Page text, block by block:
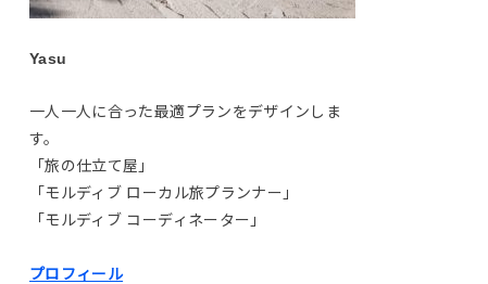
Yasu
一人一人に合った最適プランをデザインしま
す。
「旅の仕立て屋」
「モルディブ ローカル旅プランナー」
「モルディブ コーディネーター」
プロフィール